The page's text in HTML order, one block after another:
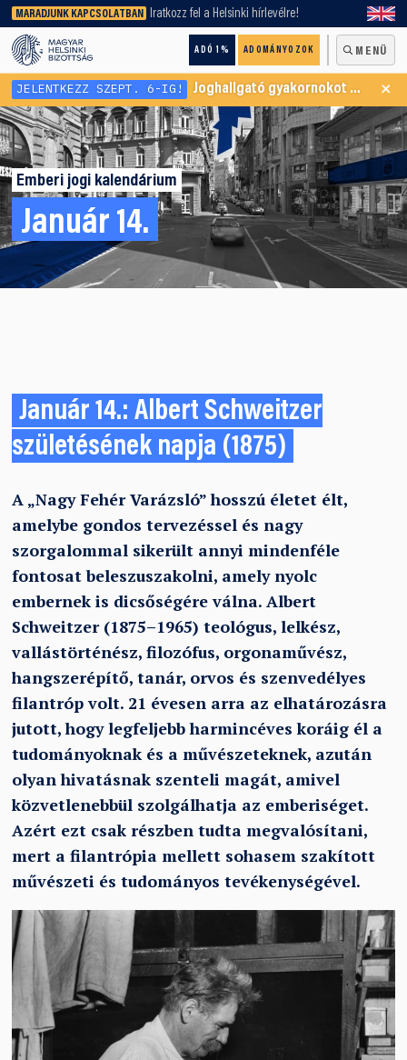
MARADJUNK KAPCSOLATBAN Iratkozz fel a Helsinki hírlevélre!
ADÓ 1% ADOMÁNYOZOK MENÜ
keresőnket!
JELENTKEZZ SZEPT. 6-IG! Joghallgató gyakornokot keresünk Menekültügyi Programunkba ×
Emberi jogi kalendárium
Január 14.
Január 14.: Albert Schweitzer
születésének napja (1875)
A „Nagy Fehér Varázsló” hosszú életet élt,
amelybe gondos tervezéssel és nagy
szorgalommal sikerült annyi mindenféle
fontosat beleszuszakolni, amely nyolc
embernek is dicsőségére válna. Albert
Schweitzer (1875–1965) teológus, lelkész,
vallástörténész, filozófus, orgonaművész,
hangszerépítő, tanár, orvos és szenvedélyes
filantróp volt. 21 évesen arra az elhatározásra
jutott, hogy legfeljebb harmincéves koráig él a
tudományoknak és a művészeteknek, azután
olyan hivatásnak szenteli magát, amivel
közvetlenebbül szolgálhatja az emberiséget.
Azért ezt csak részben tudta megvalósítani,
mert a filantrópia mellett sohasem szakított
művészeti és tudományos tevékenységével.